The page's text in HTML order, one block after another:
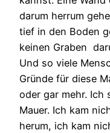
darum herrum
tief in den Boden
keinen Graben
Und so viele
Gründe für diese
oder gar mehr. Ich
Mauer. Ich kam
herum, ich kam